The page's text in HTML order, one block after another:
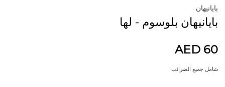
بايانيهان
بايانيهان بلوسوم - لها
AED 60
شامل جميع الضرائب